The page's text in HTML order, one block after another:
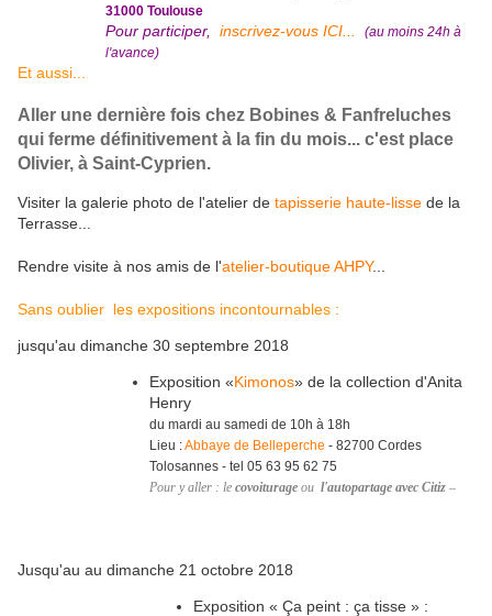
31000 Toulouse
Pour participer, inscrivez-vous ICI...
(au moins 24h à
l'avance)
Et aussi...
Aller une dernière fois chez Bobines & Fanfreluches
qui ferme définitivement à la fin du mois... c'est place
Olivier, à Saint-Cyprien.
Visiter la galerie photo de l'atelier de tapisserie haute-lisse de la
Terrasse...
Rendre visite à nos amis de l'atelier-boutique AHPY...
Sans oublier les expositions incontournables :
jusqu'au dimanche 30 septembre 2018
Exposition «Kimonos» de la collection d'Anita
Henry
du mardi au samedi de 10h à 18h
Lieu :Abbaye de Belleperche - 82700 Cordes
Tolosannes - tel 05 63 95 62 75
Pour y aller : le covoiturage ou l'autopartage avec Citiz –
Jusqu'au au dimanche 21 octobre 2018
Exposition « Ça peint : ça tisse » :